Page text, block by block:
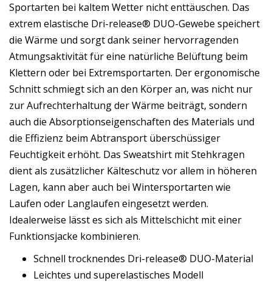
Sportarten bei kaltem Wetter nicht enttäuschen. Das
extrem elastische Dri-release® DUO-Gewebe speichert
die Wärme und sorgt dank seiner hervorragenden
Atmungsaktivität für eine natürliche Belüftung beim
Klettern oder bei Extremsportarten. Der ergonomische
Schnitt schmiegt sich an den Körper an, was nicht nur
zur Aufrechterhaltung der Wärme beiträgt, sondern
auch die Absorptionseigenschaften des Materials und
die Effizienz beim Abtransport überschüssiger
Feuchtigkeit erhöht. Das Sweatshirt mit Stehkragen
dient als zusätzlicher Kälteschutz vor allem in höheren
Lagen, kann aber auch bei Wintersportarten wie
Laufen oder Langlaufen eingesetzt werden.
Idealerweise lässt es sich als Mittelschicht mit einer
Funktionsjacke kombinieren.
Schnell trocknendes Dri-release® DUO-Material
Leichtes und superelastisches Modell